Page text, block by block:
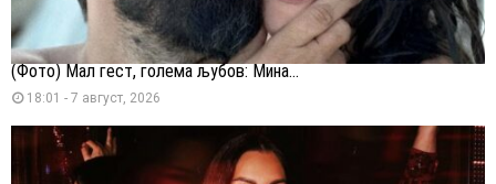
(Фото) Мал гест, голема љубов: Мина...
18:01 - 7 август, 2026